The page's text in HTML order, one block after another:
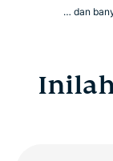
… dan